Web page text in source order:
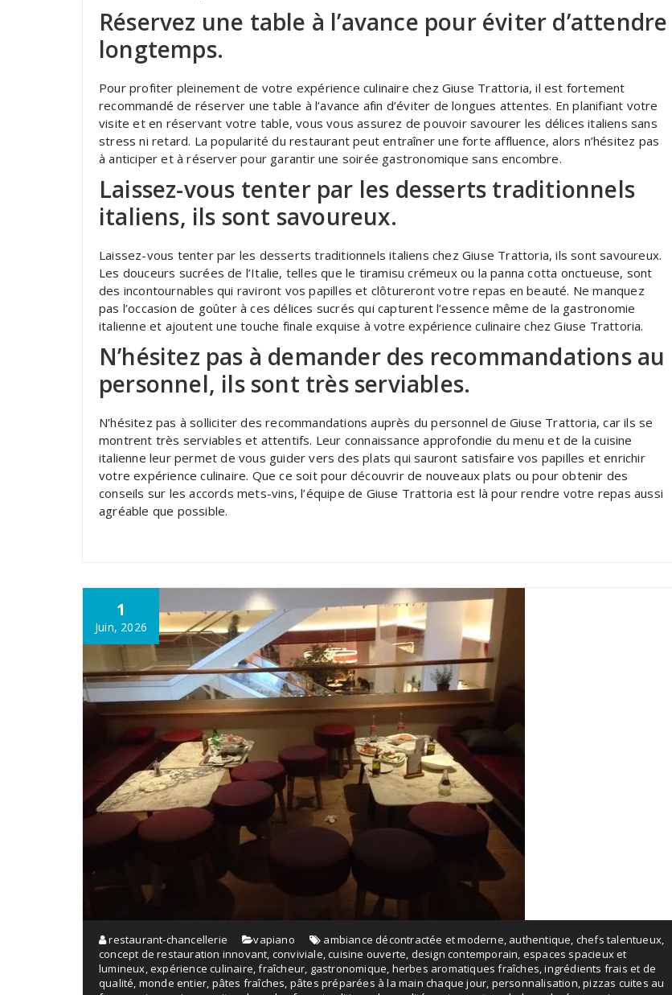
Réservez une table à l’avance pour éviter d’attendre
longtemps.
Pour profiter pleinement de votre expérience culinaire chez Giuse Trattoria, il est fortement
recommandé de réserver une table à l’avance afin d’éviter de longues attentes. En planifiant votre
visite et en réservant votre table, vous vous assurez de pouvoir savourer les délices italiens sans
stress ni retard. La popularité du restaurant peut entraîner une forte affluence, alors n’hésitez pas
à anticiper et à réserver pour garantir une soirée gastronomique sans encombre.
Laissez-vous tenter par les desserts traditionnels
italiens, ils sont savoureux.
Laissez-vous tenter par les desserts traditionnels italiens chez Giuse Trattoria, ils sont savoureux.
Les douceurs sucrées de l’Italie, telles que le tiramisu crémeux ou la panna cotta onctueuse, sont
des incontournables qui raviront vos papilles et clôtureront votre repas en beauté. Ne manquez
pas l’occasion de goûter à ces délices sucrés qui capturent l’essence même de la gastronomie
italienne et ajoutent une touche finale exquise à votre expérience culinaire chez Giuse Trattoria.
N’hésitez pas à demander des recommandations au
personnel, ils sont très serviables.
N’hésitez pas à solliciter des recommandations auprès du personnel de Giuse Trattoria, car ils se
montrent très serviables et attentifs. Leur connaissance approfondie du menu et de la cuisine
italienne leur permet de vous guider vers des plats qui sauront satisfaire vos papilles et enrichir
votre expérience culinaire. Que ce soit pour découvrir de nouveaux plats ou pour obtenir des
conseils sur les accords mets-vins, l’équipe de Giuse Trattoria est là pour rendre votre repas aussi
agréable que possible.
1
Juin, 2026
restaurant-chancellerie vapiano ambiance décontractée et moderne, authentique, chefs talentueux,
concept de restauration innovant, conviviale,cuisine ouverte, design contemporain, espaces spacieux et
lumineux,expérience culinaire,fraîcheur, gastronomique, herbes aromatiques fraîches,ingrédients frais et de
qualité, monde entier, pâtes fraîches, pâtes préparées à la main chaque jour, personnalisation,pizzas cuites au